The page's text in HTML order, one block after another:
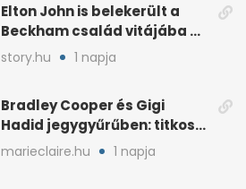
Elton John is belekerült a
Beckham család vitájába a
francia Riviérán
story.hu 1 napja
Bradley Cooper és Gigi
Hadid jegygyűrűben: titkos
esküvő jöhet szóba
marieclaire.hu 1 napja